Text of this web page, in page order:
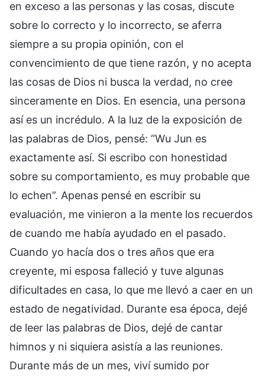
en exceso a las personas y las cosas, discute
sobre lo correcto y lo incorrecto, se aferra
siempre a su propia opinión, con el
convencimiento de que tiene razón, y no acepta
las cosas de Dios ni busca la verdad, no cree
sinceramente en Dios. En esencia, una persona
así es un incrédulo. A la luz de la exposición de
las palabras de Dios, pensé: “Wu Jun es
exactamente así. Si escribo con honestidad
sobre su comportamiento, es muy probable que
lo echen”. Apenas pensé en escribir su
evaluación, me vinieron a la mente los recuerdos
de cuando me había ayudado en el pasado.
Cuando yo hacía dos o tres años que era
creyente, mi esposa falleció y tuve algunas
dificultades en casa, lo que me llevó a caer en un
estado de negatividad. Durante esa época, dejé
de leer las palabras de Dios, dejé de cantar
himnos y ni siquiera asistía a las reuniones.
Durante más de un mes, viví sumido por